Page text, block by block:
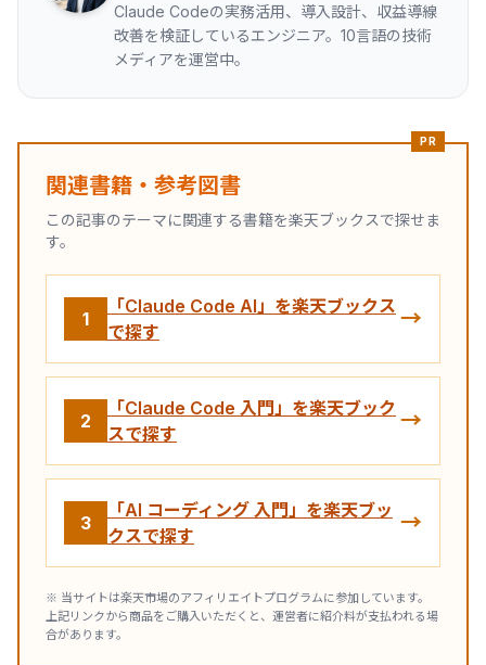
Claude Codeの実務活用、導入設計、収益導線
改善を検証しているエンジニア。10言語の技術
メディアを運営中。
PR
関連書籍・参考図書
この記事のテーマに関連する書籍を楽天ブックスで探せま
す。
1
「Claude Code AI」を楽天ブックス
で探す
→
2
「Claude Code 入門」を楽天ブック
スで探す
→
3
「AI コーディング 入門」を楽天ブッ
クスで探す
→
※ 当サイトは楽天市場のアフィリエイトプログラムに参加しています。
上記リンクから商品をご購入いただくと、運営者に紹介料が支払われる場
合があります。